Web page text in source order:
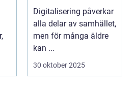
Digitalisering påverkar
alla delar av samhället,
men för många äldre
kan ...
30 oktober 2025